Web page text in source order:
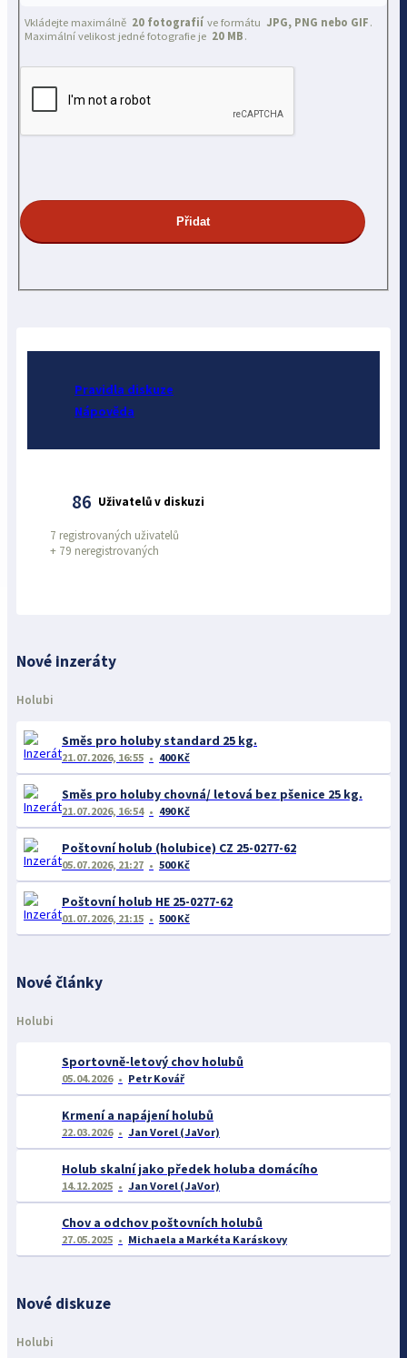
Vkládejte maximálně 20 fotografií ve formátu JPG, PNG nebo GIF .
Maximální velikost jedné fotografie je 20 MB .
Pravidla diskuze
Nápověda
86 Uživatelů v diskuzi
7 registrovaných uživatelů
+ 79 neregistrovaných
Nové inzeráty
Holubi
Směs pro holuby standard 25 kg.
21.07.2026, 16:55 400 Kč
Směs pro holuby chovná/ letová bez pšenice 25 kg.
21.07.2026, 16:54 490 Kč
Poštovní holub (holubice) CZ 25-0277-62
05.07.2026, 21:27 500 Kč
Poštovní holub HE 25-0277-62
01.07.2026, 21:15 500 Kč
Nové články
Holubi
Sportovně-letový chov holubů
05.04.2026 Petr Kovář
Krmení a napájení holubů
22.03.2026 Jan Vorel (JaVor)
Holub skalní jako předek holuba domácího
14.12.2025 Jan Vorel (JaVor)
Chov a odchov poštovních holubů
27.05.2025 Michaela a Markéta Karáskovy
Nové diskuze
Holubi